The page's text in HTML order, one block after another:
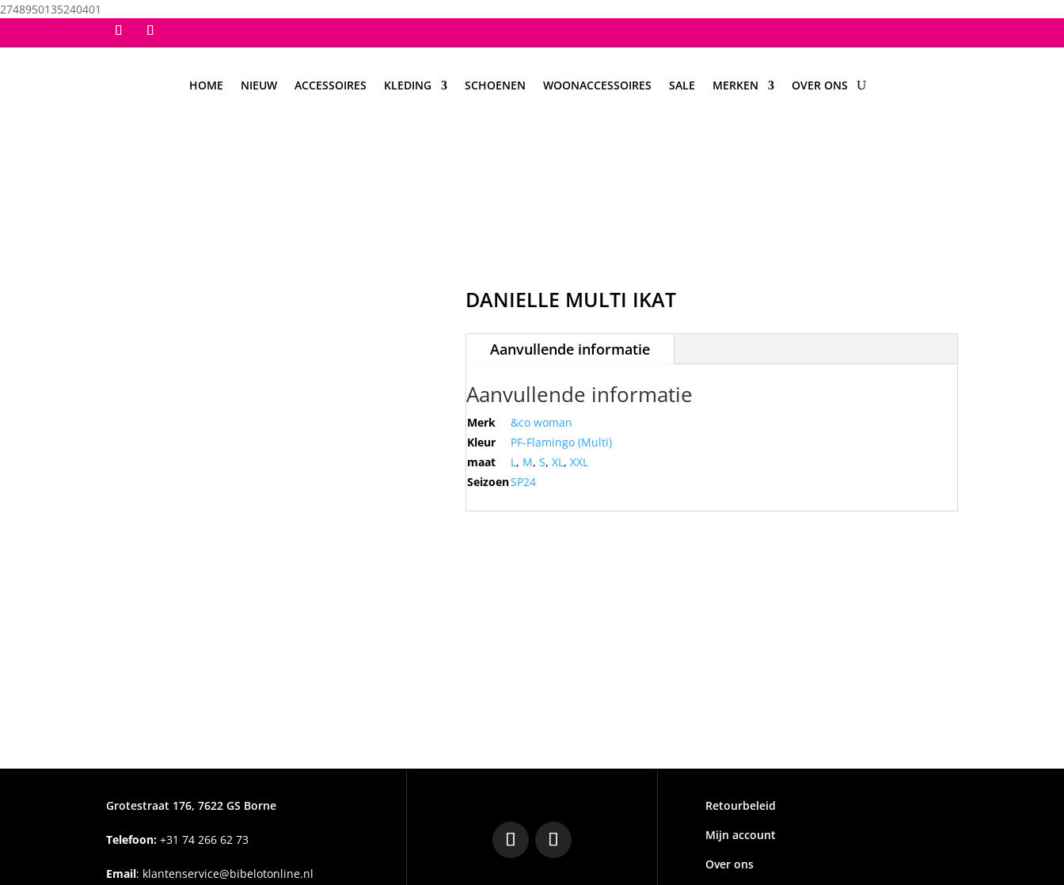
2748950135240401
HOME NIEUW ACCESSOIRES KLEDING SCHOENEN WOONACCESSOIRES SALE MERKEN OVER ONS
DANIELLE MULTI IKAT
Aanvullende informatie
Aanvullende informatie
Merk
&co woman
Kleur
PF-Flamingo (Multi)
maat
L , M,S,XL ,XXL
SeizoenSP24
Grotestraat 176, 7622 GS Borne
Telefoon: +3174 266 62 73
Email: klantenservice@bibelotonline.nl
Retourbeleid
Mijn account
Over ons